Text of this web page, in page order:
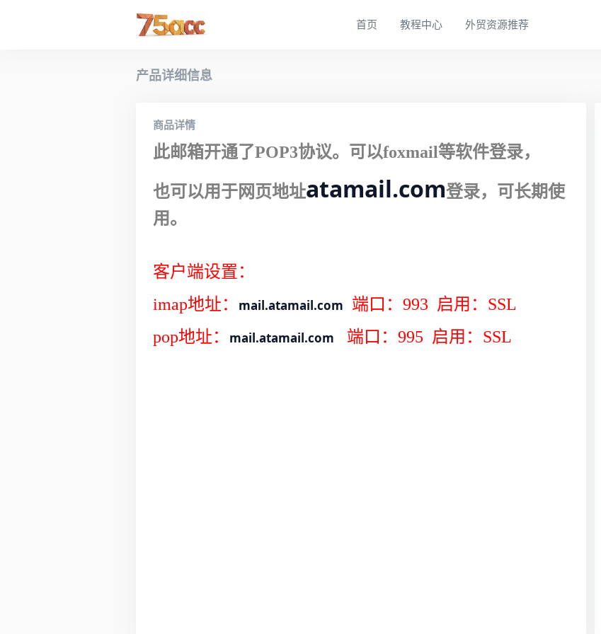
首页 教程中心 外贸资源推荐
产品详细信息
商品详情
此邮箱开通了POP3协议。 可以foxmail等软件登录，
也可以用于网页地址atamail.com登录， 可长期使
用。
客户端设置：
imap地址：
mail.atamail.com
端口：993 启用：SSL
pop地址：
mail.atamail.com 端口：995 启用：SSL